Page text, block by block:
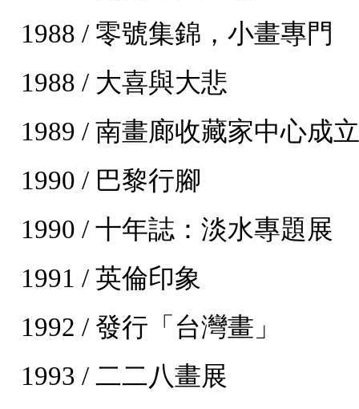
1988 / 零號集錦，小畫專門
1988 / 大喜與大悲
1989 / 南畫廊收藏家中心成立
1990 / 巴黎行腳
1990 / 十年誌：淡水專題展
1991 / 英倫印象
1992 / 發行「台灣畫」
1993 / 二二八畫展